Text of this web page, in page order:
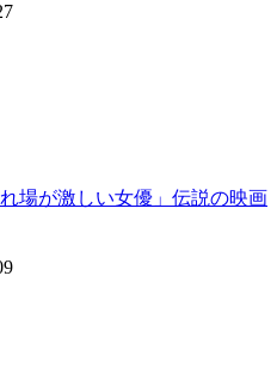
場が激しい女優」伝説の映画